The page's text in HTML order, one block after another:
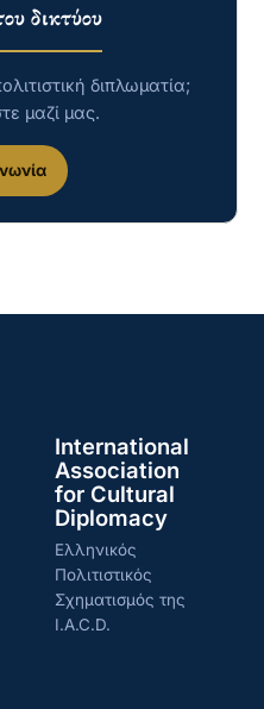
δικτύου
διπλωματία;
μαζί μας.
International
Association
for Cultural
Diplomacy
Ελληνικός
Πολιτιστικός
Σχηματισμός της
I.A.C.D.